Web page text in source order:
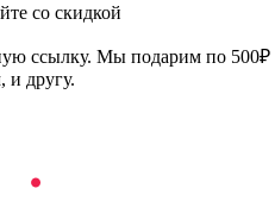
со скидкой
ссылку. Мы подарим по 500₽
другу.